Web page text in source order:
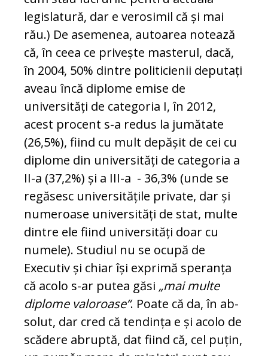
legislatură, dar e ve­ro­simil că și mai
rău.) De asemenea, autoarea no­tează
că, în ceea ce privește masterul, dacă,
în 2004, 50% dintre politicienii deputați
aveau încă di­plome emise de
universități de categoria I, în 2012,
acest procent s-a redus la jumătate
(26,5%), fiind cu mult depășit de cei cu
diplome din universități de categoria a
II-a (37,2%) și a III-a - 36,3% (unde se
regăsesc uni­versitățile private, dar și
numeroase uni­ver­sități de stat, multe
dintre ele fiind uni­versități doar cu
numele). Studiul nu se ocupă de
Executiv și chiar își exprimă spe­ranța
că acolo s-ar putea găsi „mai multe
diplome valoroase“. Poate că da, în ab­
so­lut, dar cred că tendința e și acolo de
scă­dere abruptă, dat fiind că, cel puțin,